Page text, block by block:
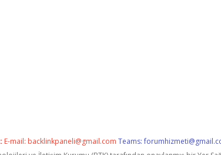
E-mail: backlinkpaneli@gmail.com Teams: